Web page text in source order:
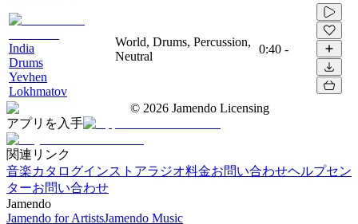
India
Drums
Yevhen
Lokhmatov
World, Drums, Percussion,
Neutral
0:40 -
© 2026 Jamendo Licensing
アプリを入手
関連リンク
音楽カタログインストアラジオ料金お問い合わせヘルプセン
ターお問い合わせ
Jamendo
Jamendo for ArtistsJamendo Music